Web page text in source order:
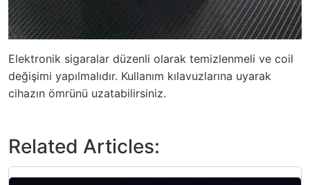
Elektronik sigaralar düzenli olarak temizlenmeli ve coil
değişimi yapılmalıdır. Kullanım kılavuzlarına uyarak
cihazın ömrünü uzatabilirsiniz.
Related Articles: